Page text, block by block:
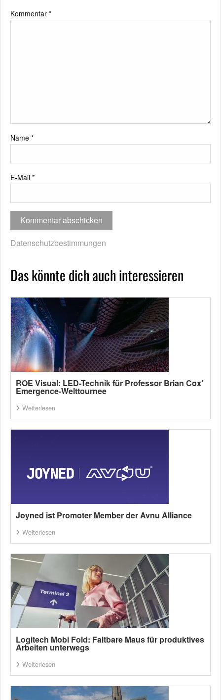
Kommentar *
Name *
E-Mail *
Datenschutzbestimmungen
Das könnte dich auch interessieren
ROE Visual: LED-Technik für Professor Brian Cox’
Emergence-Welttournee
Weiterlesen
Joyned ist Promoter Member der Avnu Alliance
Weiterlesen
Logitech Mobi Fold: Faltbare Maus für produktives
Arbeiten unterwegs
Weiterlesen